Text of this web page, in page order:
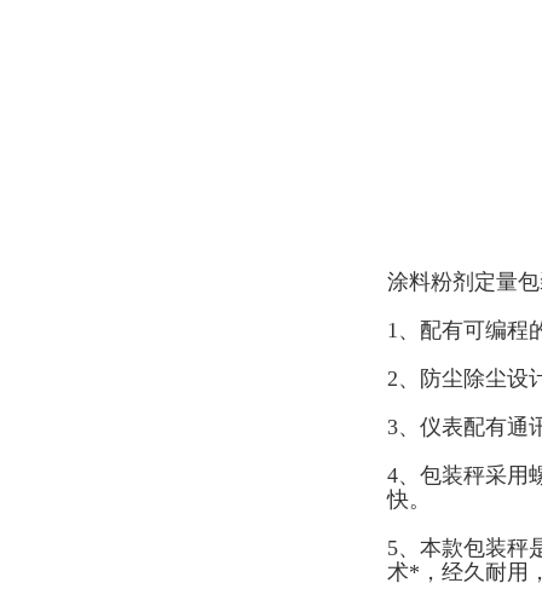
涂料粉剂定量
1、配有可编程
2、防尘除尘设
3、仪表配有通
4、包装秤采用
快。
5、本款包装秤
术*，经久耐用